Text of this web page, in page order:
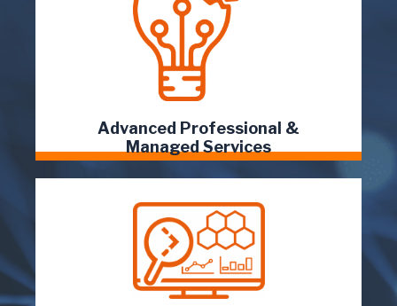
Advanced Professional &
Managed Services
Integramos servicios de TI con un alto sentido
de responsabilidad y ﬂexibilidad...
Leer más...
Impulsamos la eficiencia operativa y la
resiliencia de las infraestructuras ...